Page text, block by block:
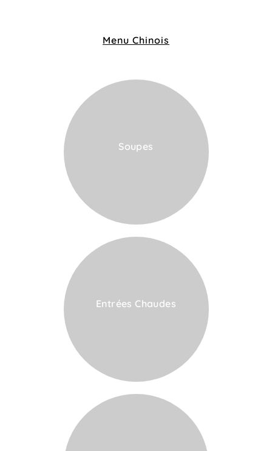
Menu Chinois
Soupes
VOIR LA CARTE
Entrées Chaudes
VOIR LA CARTE